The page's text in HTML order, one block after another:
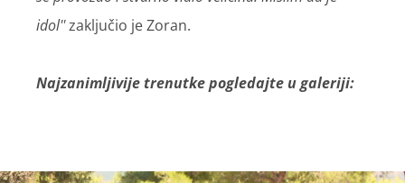
idol''zaključio je Zoran.
Najzanimljivije trenutke pogledajte u galeriji: